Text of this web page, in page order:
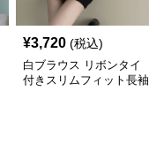
¥3,720 (税込)
白ブラウス リボンタイ
付きスリムフィット長袖